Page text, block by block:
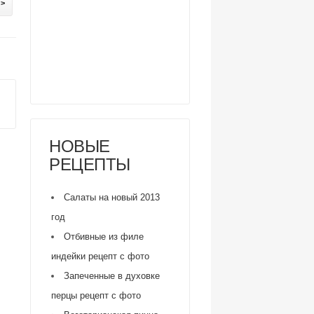
НОВЫЕ
РЕЦЕПТЫ
Салаты на новый 2013
год
Отбивные из филе
индейки рецепт с фото
Запеченные в духовке
перцы рецепт с фото